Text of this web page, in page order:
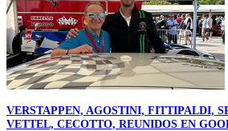
VERSTAPPEN, AGOSTINI, FITTIPALDI,
VETTEL, CECOTTO, REUNIDOS EN